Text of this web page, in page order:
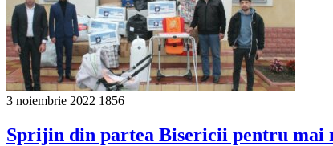
3 noiembrie 2022 1856
Sprijin din partea Bisericii pentru